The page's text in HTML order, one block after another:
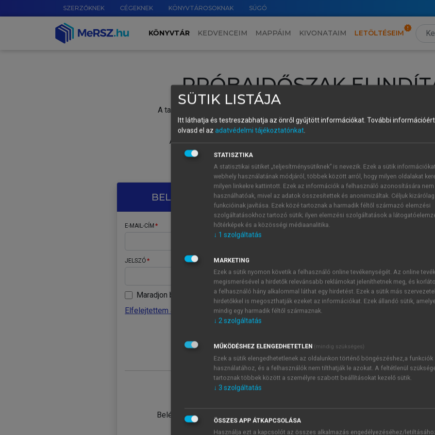
SZERZŐKNEK CÉGEKNEK KÖNYVTÁROSOKNAK SÚGÓ
KÖNYVTÁR KEDVENCEIM MAPPÁIM KIVONATAIM LETÖLTÉSEIM
PRÓBAIDŐSZAK
A tartalom megtekintéséhez lépj be a saját fiókoddal, iskolai azonosítóddal vagy
Új felhasználóként1 óra díjmentes hozzáférésrevagy
A próbaidőszak elindításához,
vagy hozz
A regisztráció után a
BELÉPÉS SAJÁT FIÓKKAL
E-MAIL-CÍM
JELSZÓ
Maradjon belépve
Elfelejtettem a jelszavamat
Belépés intézményi azonosítóval
ÚJ FIÓK
1 óra
JELSZÓ
Kérek értesítést a MeRSZ
Kérek értesítést az
SÜTIK LISTÁJA
Itt láthatja és testreszabhatja az önről gyűjtött információkat. További
olvasd el az adatvédelmi tájékoztatónkat.
STATISZTIKA
A statisztikai sütiket „teljesítménysütiknek” is nevezik. Ezek a sütik
webhely használatának módjáról, többek között arról, hogy milyen oldalakat
milyen linkekre kattintott. Ezek az információk a felhasználó azonosítására nem
használhatóak, mivel az adatok összesítettek és anonimizáltak. Céljuk
funkcióinak javítása. Ezek közé tartoznak a harmadik féltől származó elemzési
szolgáltatásokhoz tartozó sütik; ilyen elemzési szolgáltatások a
hőtérképek és a közösségi médiaanalitika.
↓ 1 szolgáltatás
MARKETING
Ezek a sütik nyomon követik a felhasználó online tevékenységét. Az online
megismerésével a hirdetők relevánsabb reklámokat jeleníthetnek meg, és
a felhasználó hány alkalommal láthat egy hirdetést. Ezek a sütik más
hirdetőkkel is megoszthatják ezeket az információkat. Ezek állandó sütik,
mindig egy harmadik féltől származnak.
↓ 2szolgáltatás
MŰKÖDÉSHEZ ELENGEDHETETLEN (mindig szükséges)
Ezek a sütik elengedhetetlenek az oldalunkon történő böngészéshez,a funkciók
használatához, és a felhasználók nem tilthatják le azokat. A feltétlenül
tartoznak többek között a személyre szabott beállításokat kezelő sütik.
↓ 3 szolgáltatás
ÖSSZES APP ÁTKAPCSOLÁSA
Használja ezt a kapcsolót az összes alkalmazás engedélyezéséhez/